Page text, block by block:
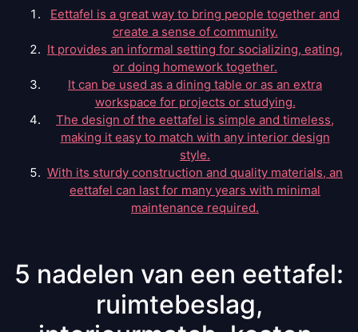
Eettafel is a great way to bring people together and
create a sense of community.
It provides an informal setting for socializing, eating,
or doing homework together.
It can be used as a dining table or as an extra
workspace for projects or studying.
The design of the eettafel is simple and timeless,
making it easy to match with any interior design
style.
With its sturdy construction and quality materials, an
eettafel can last for many years with minimal
maintenance required.
5 nadelen van een eettafel:
ruimtebeslag,